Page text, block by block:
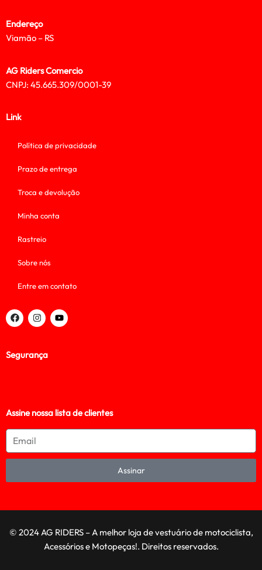
Endereço
Viamão – RS
AG Riders Comercio
CNPJ: 45.665.309/0001-39
Link
Política de privacidade
Prazo de entrega
Troca e devolução
Minha conta
Rastreio
Sobre nós
Entre em contato
Segurança
Assine nossa lista de clientes
Assinar
© 2024 AG RIDERS – A melhor loja de vestuário de motociclista,
Acessórios e Motopeças!. Direitos reservados.